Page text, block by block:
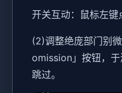
开关互动：鼠标左键
(2)调整绝庞部门别
omission」按钮，
跳过。